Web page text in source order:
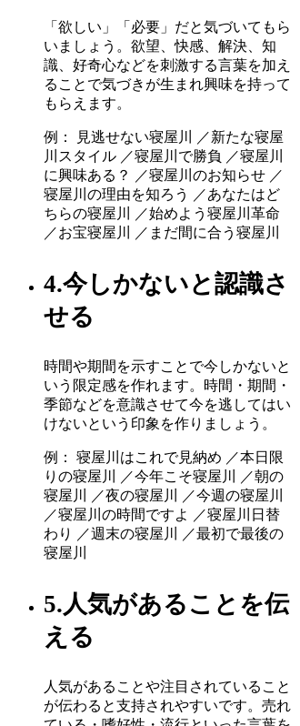
「欲しい」「必要」だと気づいてもら
いましょう。欲望、快感、解決、知
識、好奇心などを刺激する言葉を加え
ることで気づきが生まれ興味を持って
もらえます。
例： 見逃せない寝屋川 ／新たな寝屋
川スタイル ／寝屋川で勝負 ／寝屋川
に興味ある？ ／寝屋川のお知らせ ／
寝屋川の理由を知ろう ／あなたはど
ちらの寝屋川 ／始めよう寝屋川革命
／お宝寝屋川 ／まだ間に合う寝屋川
4.今しかないと認識さ
せる
時間や期間を示すことで今しかないと
いう限定感を作れます。時間・期間・
季節などを意識させて今を逃してはい
けないという印象を作りましょう。
例： 寝屋川はこれで見納め ／本日限
りの寝屋川 ／今年こそ寝屋川 ／朝の
寝屋川 ／夜の寝屋川 ／今週の寝屋川
／寝屋川の時間ですよ ／寝屋川日替
わり ／週末の寝屋川 ／最初で最後の
寝屋川
5.人気があることを伝
える
人気があることや注目されていること
が伝わると支持されやすいです。売れ